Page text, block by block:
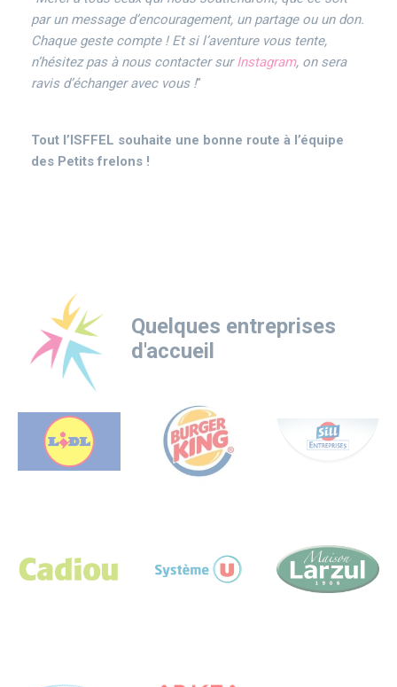
par un message d’encouragement, un partage ou un don.
Chaque geste compte ! Et si l’aventure vous tente,
n’hésitez pas à nous contacter surInstagram, on sera
ravis d’échanger avec vous !"
Tout l’ISFFEL souhaite une bonne route à l’équipe
des Petits frelons !
Quelques entreprises
d'accueil